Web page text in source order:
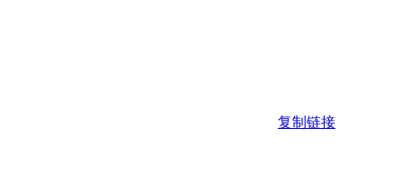
复制链接